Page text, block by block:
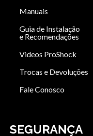
Manuais
Guia de Instalação
e Recomendações
Videos ProShock
Trocas e Devoluções
Fale Conosco
SEGURANÇA